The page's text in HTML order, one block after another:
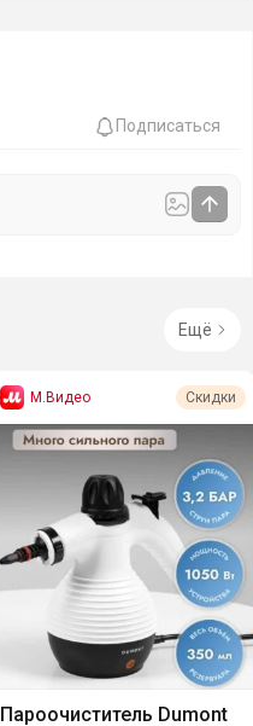
Подписаться
Ещё
М.Видео Скидки
Пароочиститель Dumont